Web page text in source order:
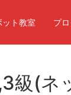
ット教室 プ
級(ネ